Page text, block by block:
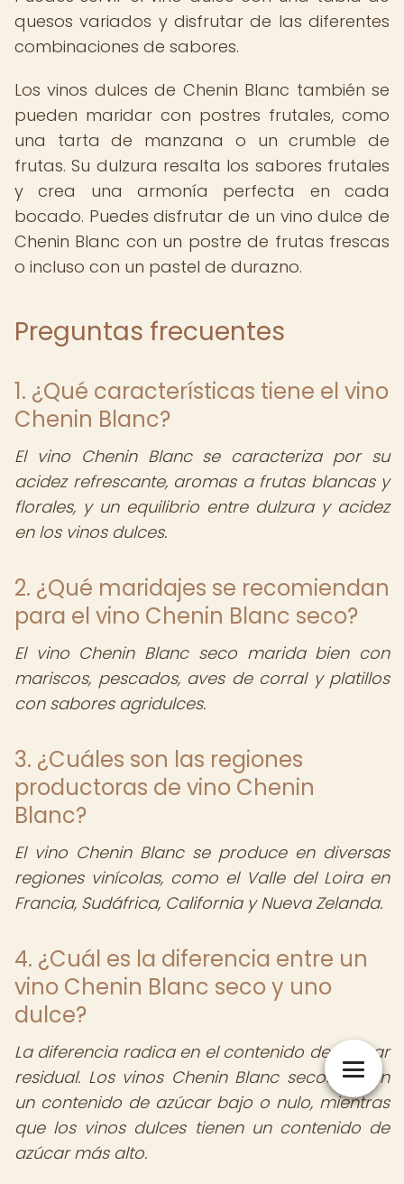
quesos variados y disfrutar de las diferentes
combinaciones de sabores.
Los vinos dulces de Chenin Blanc también se
pueden maridar con postres frutales, como
una tarta de manzana o un crumble de
frutas. Su dulzura resalta los sabores frutales
y crea una armonía perfecta en cada
bocado. Puedes disfrutar de un vino dulce de
Chenin Blanc con un postre de frutas frescas
o incluso con un pastel de durazno.
Preguntas frecuentes
1. ¿Qué características tiene el vino
Chenin Blanc?
El vino Chenin Blanc se caracteriza por su
acidez refrescante, aromas a frutas blancas y
florales, y un equilibrio entre dulzura y acidez
en los vinos dulces.
2. ¿Qué maridajes se recomiendan
para el vino Chenin Blanc seco?
El vino Chenin Blanc seco marida bien con
mariscos, pescados, aves de corral y platillos
con sabores agridulces.
3. ¿Cuáles son las regiones
productoras de vino Chenin
Blanc?
El vino Chenin Blanc se produce en diversas
regiones vinícolas, como el Valle del Loira en
Francia, Sudáfrica, California y Nueva Zelanda.
4. ¿Cuál es la diferencia entre un
vino Chenin Blanc seco y uno
dulce?
La diferencia radica en el contenido de azúcar
residual. Los vinos Chenin Blanc secos tienen
un contenido de azúcar bajo o nulo, mientras
que los vinos dulces tienen un contenido de
azúcar más alto.